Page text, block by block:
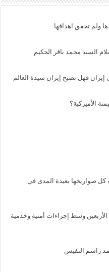
ولم تحقق اهدافها
السيد محمد باقر الحكيم
فهل تصبح إيران سيدة العالم
الأميركية؟
كل صواريخها بعيدة المدى في
الأربعين وسط إجراءات أمنية وخدمية
راسم النفيس